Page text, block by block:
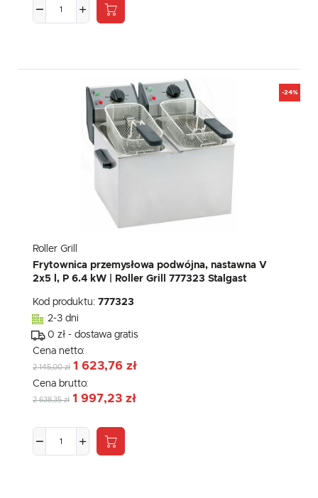
-24%
Roller Grill
Frytownica przemysłowa podwójna, nastawna V
2x5 l, P 6.4 kW | Roller Grill 777323 Stalgast
Kod produktu: 777323
2-3 dni
0 zł - dostawa gratis
Cena netto:
2 145,00 zł 1 623,76 zł
Cena brutto:
2 638,35 zł 1 997,23 zł